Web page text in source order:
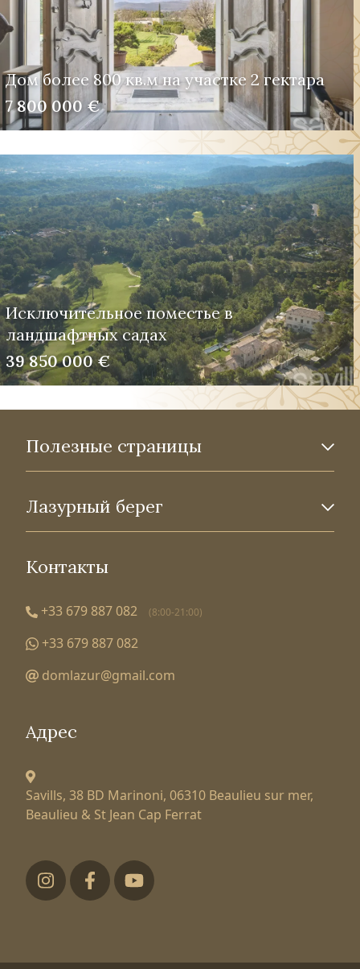
Дом более 800 кв.м на участке 2 гектара
7 800 000 €
Исключительное поместье в
ландшафтных садах
39 850 000 €
Полезные страницы
Лазурный берег
Контакты
+33 679 887 082 (8:00-21:00)
+33 679 887 082
domlazur@gmail.com
Адрес
Savills, 38 BD Marinoni, 06310 Beaulieu sur mer,
Beaulieu & St Jean Cap Ferrat